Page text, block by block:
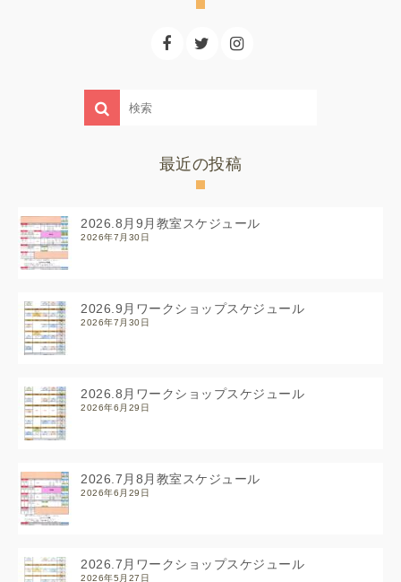
最近の投稿
2026.8月9月教室スケジュール
2026年7月30日
2026.9月ワークショップスケジュール
2026年7月30日
2026.8月ワークショップスケジュール
2026年6月29日
2026.7月8月教室スケジュール
2026年6月29日
2026.7月ワークショップスケジュール
2026年5月27日